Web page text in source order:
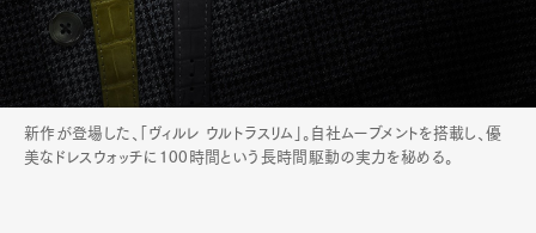
新作が登場した、「ヴィルレ ウルトラスリム」。自社ムーブメントを搭載し、優
美なドレスウォッチに100時間という長時間駆動の実力を秘める。